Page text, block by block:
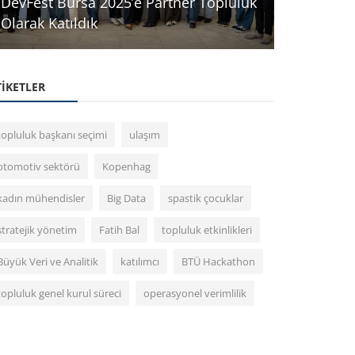
Olarak Katıldık
başkanı seçimi ulaşım
sektörü Kopenhag
mühendisler Big Data spastik çocuklar
yönetim Fatih Bal topluluk etkinlikleri
Veri ve Analitik katılımcı BTÜ Hackathon
genel kurul süreci operasyonel verimlilik